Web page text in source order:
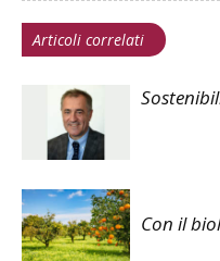
Articoli correlati
Con il